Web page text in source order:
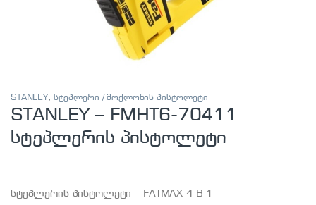
STANLEY, სტეპლერი / მოქლონის პისტოლეტი
STANLEY – FMHT6-70411
სტეპლერის პისტოლეტი
სტეპლერის პისტოლეტი – FATMAX 4 B 1